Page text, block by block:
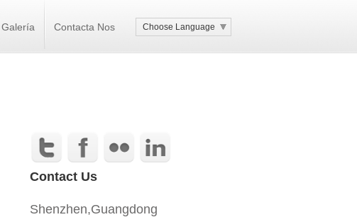
Galería Contacta Nos Choose Language
Contact Us
Shenzhen,Guangdong